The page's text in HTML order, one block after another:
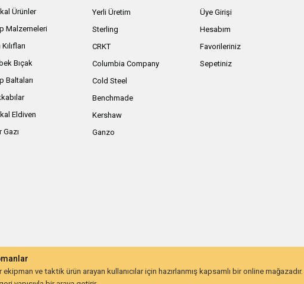
Ürünler
Malzemeleri
Bıçak
Baltaları
Eldiven
Gazı
Yerli Üretim
Sterling
CRKT
Columbia Company
Cold Steel
Benchmade
Kershaw
Ganzo
Üye Girişi
Hesabım
Favorileriniz
Sepetiniz
ve taktik ürün arayan kullanıcılar için hazırlanmış kapsamlı bir online